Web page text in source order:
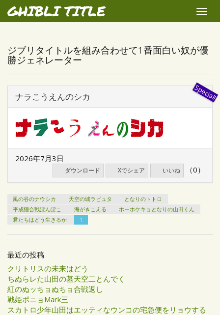
GHIBLI TITLE
Toggle
ジブリタイトルを組み合わせて1番面白い奴が優
勝ジェネレーター
ナラこうえんのシカ
2026年7月3日
ダウンロード Xでシェア いいね （0）
風の谷のナウシカ 天空の城ラピュタ
となりのトトロ
平成狸合戦ぽんぽこ
海がきこえる
ホーホケキョとなりの山田くん
君たちはどう生きるか
1
最近の投稿
クリトリスの未来はどう
ちぬらレた山田の墓天空二とんでく
紅のぬッちョぬちョ合戦返し
戦姫ポニョMark三
スカトロ少年山田はエッティなウンコの宅急便をリョウする